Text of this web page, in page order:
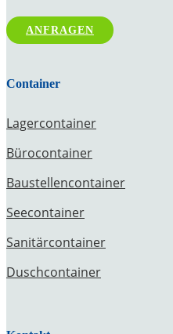
ANFRAGEN
Container
Lagercontainer
Bürocontainer
Baustellencontainer
Seecontainer
Sanitärcontainer
Duschcontainer